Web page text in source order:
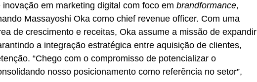
inovação em marketing digital com foco em brandformance,
Massayoshi Oka como chief revenue officer. Com uma
de crescimento e receitas, Oka assume a missão de expandir
a integração estratégica entre aquisição de clientes,
“Chego com o compromisso de potencializar o
nosso posicionamento como referência no setor”,